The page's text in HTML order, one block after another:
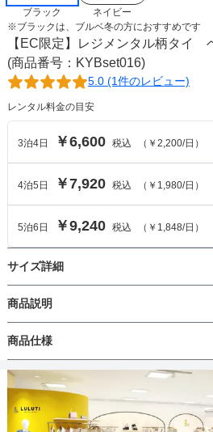
ブラック
ネイビー
※ブラックは、 ブルベ冬の方におすすめです
【EC限定】レジメンタル柄タイ
(商品番号：KYBset016)
5.0 (1件のレビュー)
レンタル料金の目安
3泊4日 ￥6,600 税込 （ ￥2,200/日）
4泊5 日 ￥7,920 税込 （ ￥1,980/日）
5泊6 日 ￥9,240 税込 （ ￥1,848/日）
サイズ詳細
ジャケットのサイズ
サイズ (cm)
ジャケット着丈
肩幅 30.5
商品説明
ベーシックにこだわったデザインが大人
入学式や、結婚式、発表会など、セレ
いシーンで活躍します。
ネクタイはスタンダードなレジメンタル
かっこ良さの中に可愛らしい雰囲気も演
細身のラインがシャープなシルエット
商品仕様
丈